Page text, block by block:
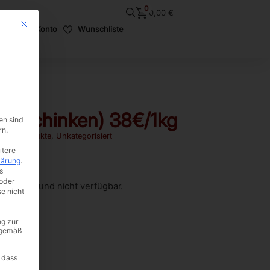
Mein Konto Wunschliste
00,00 €
38€/1kg
Produkte, Unkategorisiert
und nicht verfügbar.
Mit diesem Button wird der Dialog geschlossen. Seine Funktionalität ist
sind
.
nicht
zur